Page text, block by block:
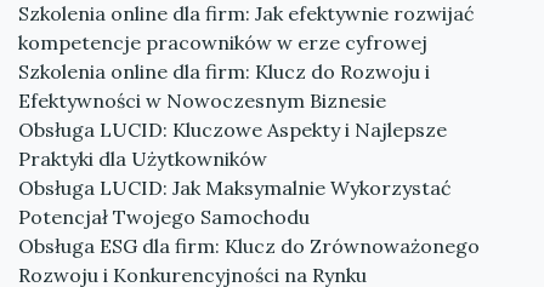
Szkolenia online dla firm: Jak efektywnie rozwijać
kompetencje pracowników w erze cyfrowej
Szkolenia online dla firm: Klucz do Rozwoju i
Efektywności w Nowoczesnym Biznesie
Obsługa LUCID: Kluczowe Aspekty i Najlepsze
Praktyki dla Użytkowników
Obsługa LUCID: Jak Maksymalnie Wykorzystać
Potencjał Twojego Samochodu
Obsługa ESG dla firm: Klucz do Zrównoważonego
Rozwoju i Konkurencyjności na Rynku